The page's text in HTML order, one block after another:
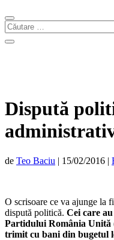
Dispută
de Teo Baciu | 15/02/2016 |
O scrisoare ce va ajunge la
dispută politică. Cei care
Partidului România Unită
trimit cu bani din bugetul